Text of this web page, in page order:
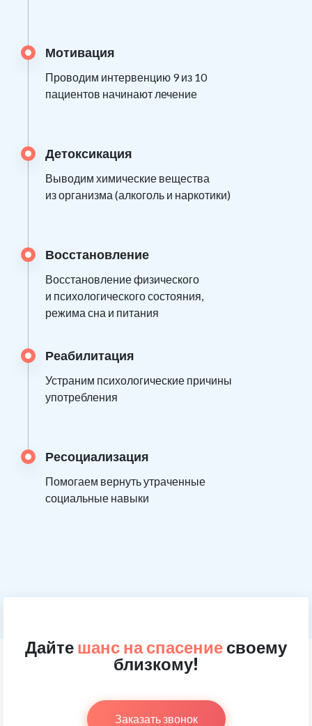
Мотивация
Проводим интервенцию 9 из 10
пациентов начинают лечение
Детоксикация
Выводим химические вещества
из организма (алкоголь и наркотики)
Восстановление
Восстановление физического
и психологического состояния,
режима сна и питания
Реабилитация
Устраним психологические причины
употребления
Ресоциализация
Помогаем вернуть утраченные
социальные навыки
Дайте шанс на спасение своему
близкому!
Заказать звонок